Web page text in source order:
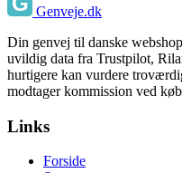
Genveje.dk
Din genvej til danske
uvildig data fra Trustpilot,
hurtigere kan vurdere
modtager kommission ved
Links
Forside